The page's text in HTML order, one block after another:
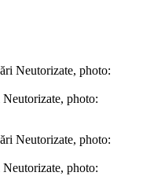
photo:
photo: